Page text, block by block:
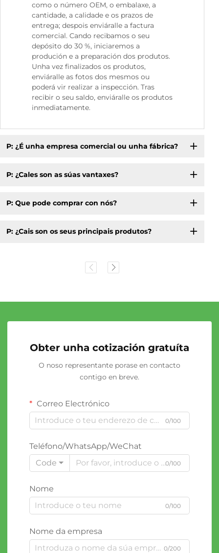
como o número OEM, o embalaxe, a
cantidade, a calidade e os prazos de
entrega; despois enviáralle a factura
comercial. Cando recibamos o seu
depósito do 30 %, iniciaremos a
produción e a preparación dos produtos.
Unha vez finalizados os produtos,
enviáralle as fotos dos mesmos ou
poderá vir realizar a inspección. Tras
recibir o seu saldo, enviáralle os produtos
inmediatamente.
P: ¿É unha empresa comercial ou unha fábrica?
P: ¿Cales son as súas vantaxes?
P: Que pode comprar con nós?
P: ¿Cais son os seus principais produtos?
Obter unha cotización gratuíta
O noso representante porase en contacto
contigo en breve.
Correo Electrónico
0/100
Teléfono/WhatsApp/WeChat
Code
0/100
Nome
0/100
Nome da empresa
0/200